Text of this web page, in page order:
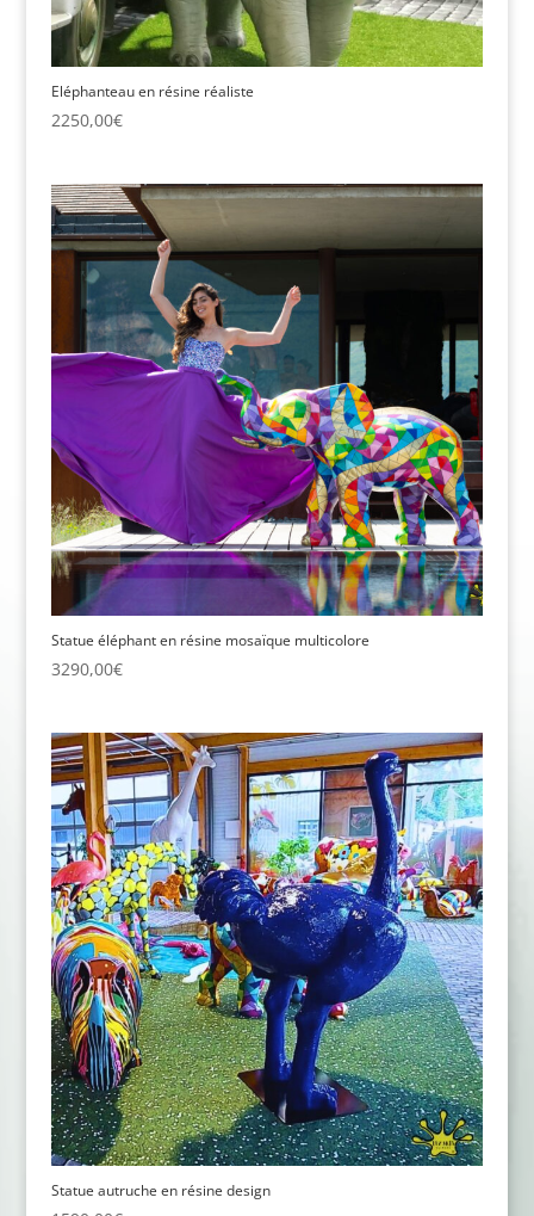
Eléphanteau en résine réaliste
2250,00€
Statue éléphant en résine mosaïque multicolore
3290,00€
Statue autruche en résine design